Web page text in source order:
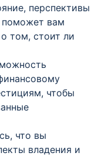
перспективы
поможет вам
том, стоит ли
чтобы
что вы
владения и